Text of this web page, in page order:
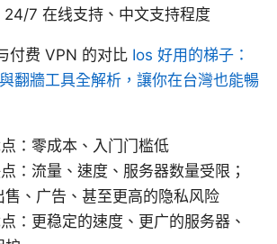
24/7 在线支持、中文支持程度
付费 VPN 的对比 Ios 好用的梯子：
翻牆工具全解析，讓你在台灣也能暢
：零成本、入门门槛低
：流量、速度、服务器数量受限；
售、广告、甚至更高的隐私风险
：更稳定的速度、更广的服务器、